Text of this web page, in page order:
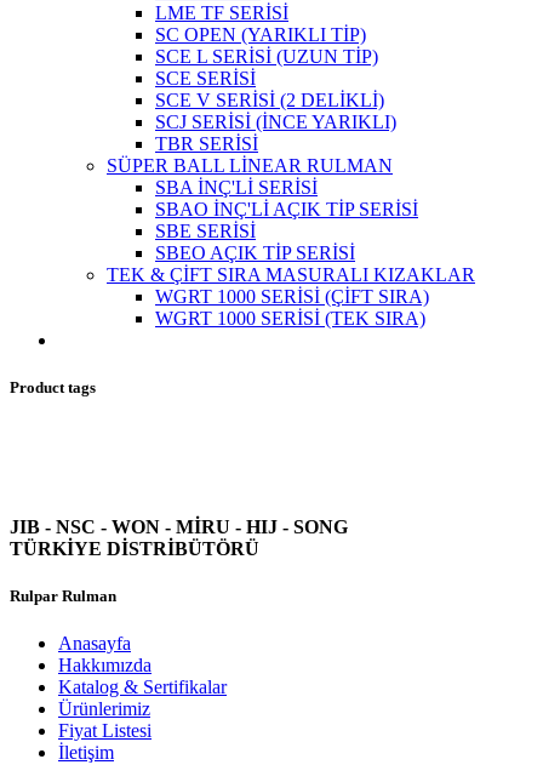
LME TF SERİSİ
SC OPEN (YARIKLI TİP)
SCE L SERİSİ (UZUN TİP)
SCE SERİSİ
SCE V SERİSİ (2 DELİKLİ)
SCJ SERİSİ (İNCE YARIKLI)
TBR SERİSİ
SÜPER BALL LİNEAR RULMAN
SBA İNÇ'Lİ SERİSİ
SBAO İNÇ'Lİ AÇIK TİP SERİSİ
SBE SERİSİ
SBEO AÇIK TİP SERİSİ
TEK & ÇİFT SIRA MASURALI KIZAKLAR
WGRT 1000 SERİSİ (ÇİFT SIRA)
WGRT 1000 SERİSİ (TEK SIRA)
Product tags
JIB - NSC - WON - MİRU - HIJ - SONG
TÜRKİYE DİSTRİBÜTÖRÜ
Rulpar Rulman
Anasayfa
Hakkımızda
Katalog & Sertifikalar
Ürünlerimiz
Fiyat Listesi
İletişim